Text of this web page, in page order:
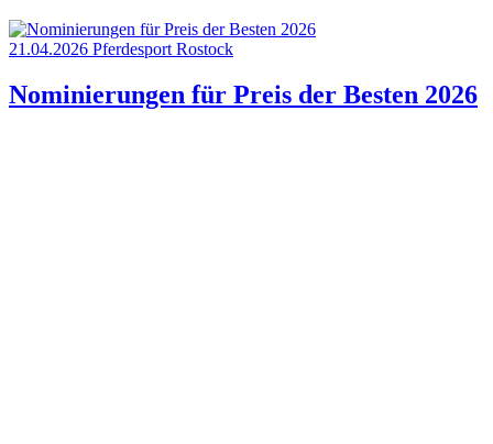
21.04.2026 Pferdesport Rostock
Nominierungen für Preis der Besten 2026